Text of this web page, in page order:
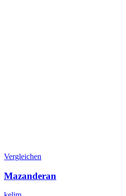
Vergleichen
Mazanderan